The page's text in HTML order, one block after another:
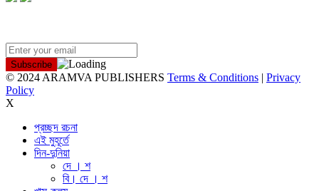
© 2024 ARAMVA PUBLISHERS Terms & Conditions | Privacy
Policy
X
প্রচ্ছদ রচনা
এই মুহূর্তে
দিন-দুনিয়া
দে । শ
বি। দে । শ